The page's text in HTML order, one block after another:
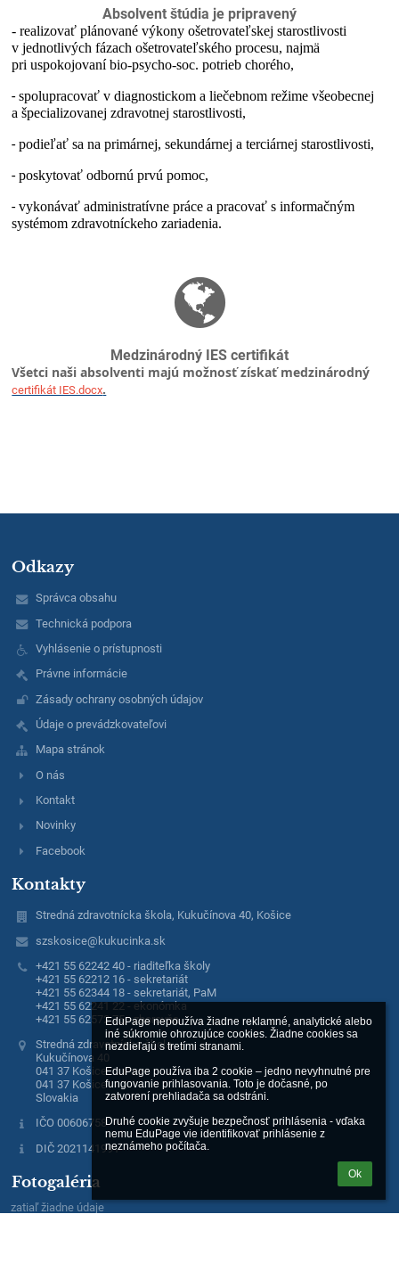
EduPage nepoužíva žiadne reklamné, analytické alebo
iné súkromie ohrozujúce cookies. Žiadne cookies sa
nezdieľajú s tretími stranami.
EduPage používa iba 2 cookie – jedno nevyhnutné pre
fungovanie prihlasovania. Toto je dočasné, po
zatvorení prehliadača sa odstráni.
Druhé cookie zvyšuje bezpečnosť prihlásenia - vďaka
nemu EduPage vie identifikovať prihlásenie z
neznámeho počítača.
Ok
Absolvent štúdia je pripravený
- realizovať plánované výkony ošetrovateľskej starostlivosti
v jednotlivých fázach ošetrovateľského procesu, najmä
pri uspokojovaní bio-psycho-soc. potrieb chorého,
-spolupracovať v diagnostickom a liečebnom režime všeobecnej
a špecializovanej zdravotnej starostlivosti,
-podieľať sa na primárnej, sekundárnej a terciárnej starostlivosti,
-poskytovať odbornú prvú pomoc,
-vykonávať administratívne práce a pracovať s informačným
systémom zdravotníckeho zariadenia.
Medzinárodný IES certifikát
Všetci naši absolventi majú možnosť získať medzinárodný
certifikát IES.docx.
Odkazy
Správca obsahu
Technická podpora
Vyhlásenie o prístupnosti
Právne informácie
Zásady ochrany osobných údajov
Údaje o prevádzkovateľovi
Mapa stránok
O nás
Kontakt
Novinky
Facebook
Kontakty
Stredná zdravotnícka škola, Kukučínova 40, Košice
szskosice@kukucinka.sk
+421 55 62242 40 - riaditeľka školy
+421 55 62212 16 - sekretariát
+421 55 62344 18 - sekretariát, PaM
+421 55 62241 22 - ekonómka
+421 55 62572 75 - zborovňa
Stredná zdravotnícka škola
Kukučínova 40
041 37 Košice
041 37 Košice
Slovakia
IČO 00606758
DIČ 2021141991
Fotogaléria
zatiaľ žiadne údaje